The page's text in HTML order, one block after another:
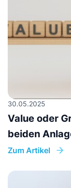
30.05.2025
Value oder
beiden
Zum Artikel